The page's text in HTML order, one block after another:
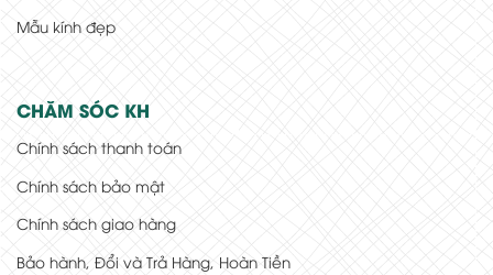
Mẫu kính đẹp
CHĂM SÓC KH
Chính sách thanh toán
Chính sách bảo mật
Chính sách giao hàng
Bảo hành, Đổi và Trả Hàng, Hoàn Tiền